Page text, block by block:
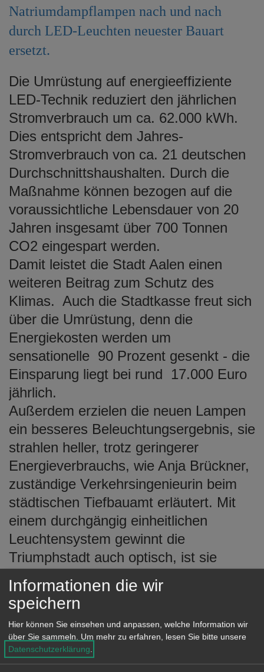
Natriumdampflampen nach und nach
durch LED-Leuchten neuester Bauart
ersetzt.
Die Umrüstung auf energieeffiziente
LED-Technik reduziert den jährlichen
Stromverbrauch um ca. 62.000 kWh.
Dies entspricht dem Jahres-
Stromverbrauch von ca. 21 deutschen
Durchschnittshaushalten. Durch die
Maßnahme können bezogen auf die
voraussichtliche Lebensdauer von 20
Jahren insgesamt über 700 Tonnen
CO2 eingespart werden.
Damit leistet die Stadt Aalen einen
weiteren Beitrag zum Schutz des
Klimas. Auch die Stadtkasse freut sich
über die Umrüstung, denn die
Energiekosten werden um
sensationelle 90 Prozent gesenkt - die
Einsparung liegt bei rund 17.000 Euro
jährlich.
Außerdem erzielen die neuen Lampen
ein besseres Beleuchtungsergebnis, sie
strahlen heller, trotz geringerer
Energieverbrauchs, wie Anja Brückner,
zuständige Verkehrsingenieurin beim
städtischen Tiefbauamt erläutert. Mit
einem durchgängig einheitlichen
Leuchtensystem gewinnt die
Triumphstadt auch optisch, ist sie
überzeugt. Das Tiefbauamt konnte die
Umrüstungsarbeiten bereits im Mai
ohne größere Baumaßnahmen
abschließen, allerdings mussten
teilweise korrodierte Leuchtenmasten
ersetzt werden.
Informationen die wir
speichern
Hier können Sie einsehen und anpassen, welche Information wir
über Sie sammeln.
Um mehr zu erfahren, lesen Sie bitte unsere
Datenschutzerklärung